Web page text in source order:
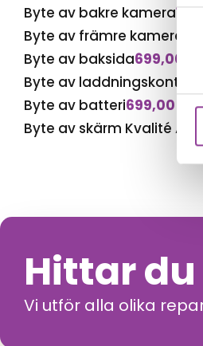
Byte av bakre kamera1
Byte av främre kamera
Byte av baksida699,00
Byte av laddningskontakt
Byte av batteri699,00
Byte av skärm Kvalité A
Hittar
Vi utför alla olika